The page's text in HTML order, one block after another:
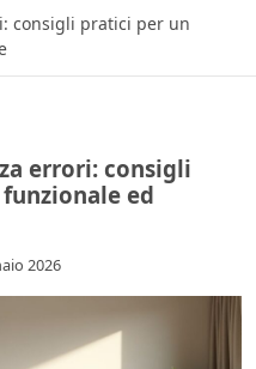
consigli pratici per un
errori: consigli
ed
2026